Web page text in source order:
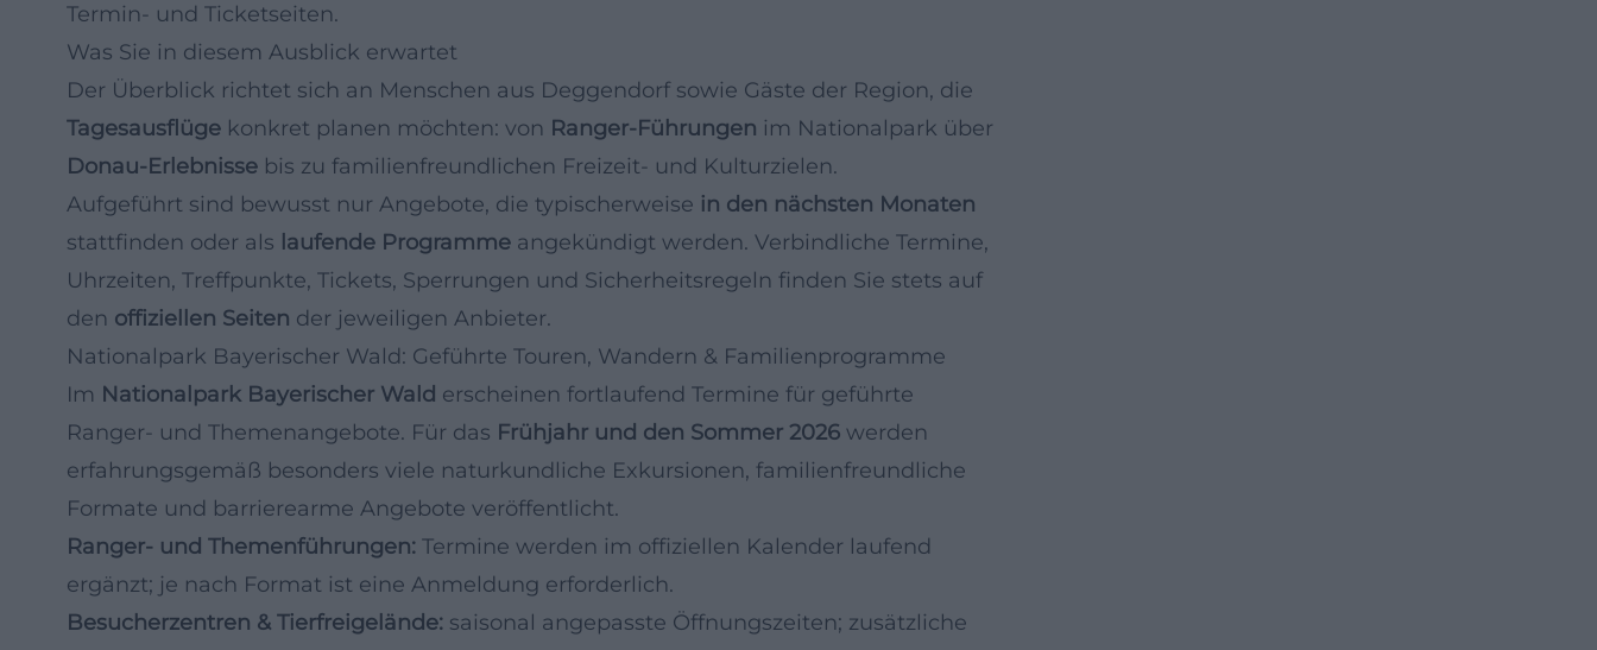
Termin- und Ticketseiten.
Was Sie in diesem Ausblick erwartet
Der Überblick richtet sich an Menschen aus Deggendorf sowie Gäste der Region, die
Tagesausflüge konkret planen möchten: von Ranger-Führungen im Nationalpark über
Donau-Erlebnisse bis zu familienfreundlichen Freizeit- und Kulturzielen.
Aufgeführt sind bewusst nur Angebote, die typischerweise in den nächsten Monaten
stattfinden oder als laufende Programme angekündigt werden. Verbindliche Termine,
Uhrzeiten, Treffpunkte, Tickets, Sperrungen und Sicherheitsregeln finden Sie stets auf
den offiziellen Seiten der jeweiligen Anbieter.
Nationalpark Bayerischer Wald: Geführte Touren, Wandern & Familienprogramme
Im Nationalpark Bayerischer Wald erscheinen fortlaufend Termine für geführte
Ranger- und Themenangebote. Für das Frühjahr und den Sommer 2026 werden
erfahrungsgemäß besonders viele naturkundliche Exkursionen, familienfreundliche
Formate und barrierearme Angebote veröffentlicht.
Ranger- und Themenführungen: Termine werden im offiziellen Kalender laufend
ergänzt; je nach Format ist eine Anmeldung erforderlich.
Besucherzentren & Tierfreigelände: saisonal angepasste Öffnungszeiten; zusätzliche